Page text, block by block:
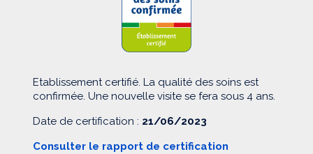
Etablissement certifié. La qualité des soins est
confirmée. Une nouvelle visite se fera sous 4 ans.
Date de certification : 21/06/2023
Consulter le rapport de certification